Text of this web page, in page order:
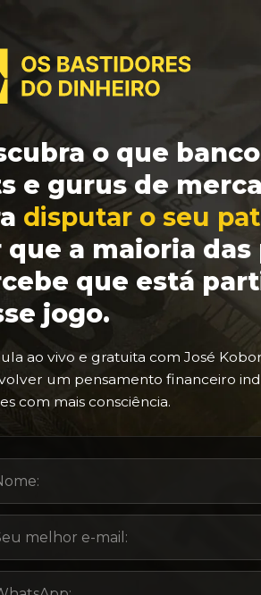
o que
e gurus de
disputar o seu
que a maioria das
que está
jogo.
ao vivo e gratuita com José
um pensamento financeiro
com mais consciência.